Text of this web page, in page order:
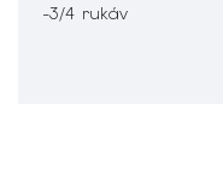
-3/4 rukáv